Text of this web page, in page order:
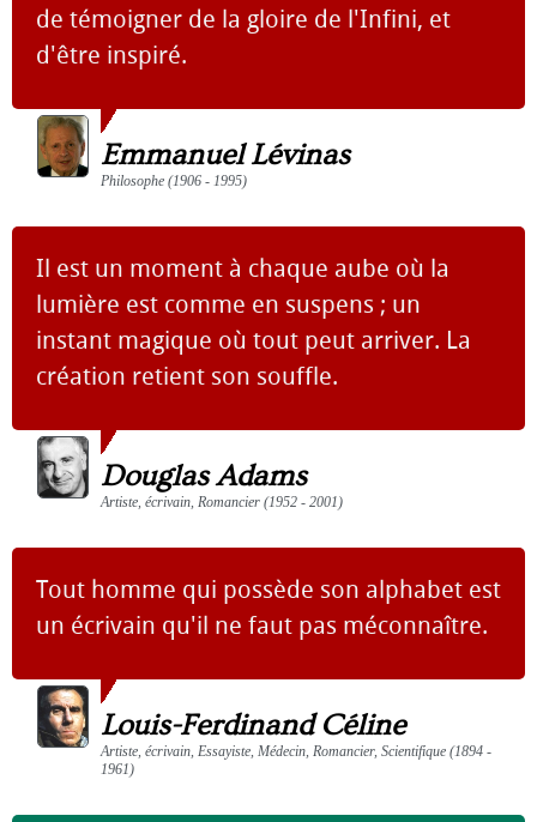
de témoigner de la gloire de l'Infini, et
d'être inspiré.
Emmanuel Lévinas
Philosophe (1906 - 1995)
Il est un moment à chaque aube où la
lumière est comme en suspens ; un
instant magique où tout peut arriver. La
création retient son souffle.
Douglas Adams
Artiste, écrivain, Romancier (1952 - 2001)
Tout homme qui possède son alphabet est
un écrivain qu'il ne faut pas méconnaître.
Louis-Ferdinand Céline
Artiste, écrivain, Essayiste, Médecin, Romancier, Scientifique (1894 -
1961)